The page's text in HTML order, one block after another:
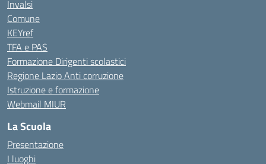
Invalsi
Comune
KEYref
TFA e PAS
Formazione Dirigenti scolastici
Regione Lazio Anti corruzione
Istruzione e formazione
Webmail MIUR
La Scuola
Presentazione
I luoghi